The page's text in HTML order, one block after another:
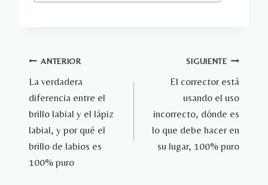
Navegación
de
entradas
ANTERIOR
La verdadera
diferencia entre el
brillo labial y el lápiz
labial, y por qué el
brillo de labios es
100% puro
SIGUIENTE
El corrector está
usando el uso
incorrecto, dónde es
lo que debe hacer en
su lugar, 100% puro